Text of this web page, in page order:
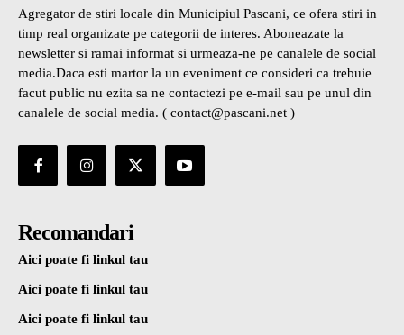
Agregator de stiri locale din Municipiul Pascani, ce ofera stiri in
timp real organizate pe categorii de interes. Aboneazate la
newsletter si ramai informat si urmeaza-ne pe canalele de social
media.Daca esti martor la un eveniment ce consideri ca trebuie
facut public nu ezita sa ne contactezi pe e-mail sau pe unul din
canalele de social media. ( contact@pascani.net )
Recomandari
Aici poate fi linkul tau
Aici poate fi linkul tau
Aici poate fi linkul tau